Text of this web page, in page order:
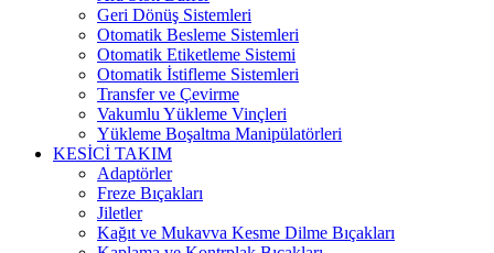
Geri Dönüş Sistemleri
Otomatik Besleme Sistemleri
Otomatik Etiketleme Sistemi
Otomatik İstifleme Sistemleri
Transfer ve Çevirme
Vakumlu Yükleme Vinçleri
Yükleme Boşaltma Manipülatörleri
KESİCİ TAKIM
Adaptörler
Freze Bıçakları
Jiletler
Kağıt ve Mukavva Kesme Dilme Bıçakları